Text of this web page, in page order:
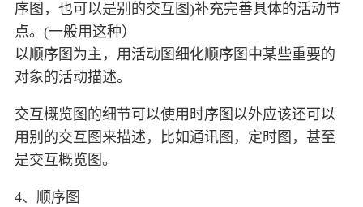
序图，也可以是别的交互图)补充完善具体的活动节
点。(一般用这种）
以顺序图为主，用活动图细化顺序图中某些重要的
对象的活动描述。
交互概览图的细节可以使用时序图以外应该还可以
用别的交互图来描述，比如通讯图，定时图，甚至
是交互概览图。
4、顺序图